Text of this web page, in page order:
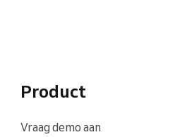
Product
Vraag demo aan